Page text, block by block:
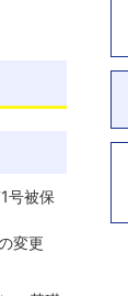
号被保
変更